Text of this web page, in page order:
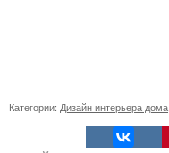
Категории: Дизайн интерьера дома